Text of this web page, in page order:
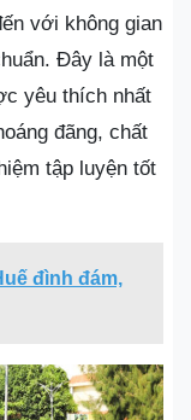
với không gian
Đây là một
yêu thích nhất
đãng, chất
tập luyện tốt
đình đám,